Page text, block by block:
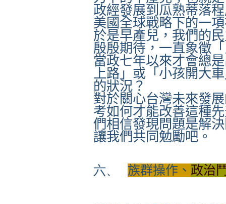
政經發展到瓜熟蒂落
美國全球戰略下的一
於是早產兒，我們的
殷殷期待，一直象徵
當政七年以來才會總
上路」或「小孩開大
的狀況？
對於關心台灣未來發
考如何才能改善這種
們相信發現問題是解
讓我們共同勉勵吧。
六、 族群操作、 政治